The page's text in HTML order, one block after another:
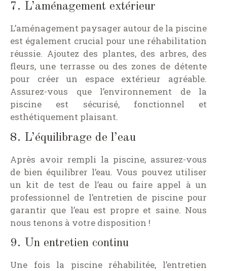
7. L’aménagement extérieur
L’aménagement paysager autour de la piscine
est également crucial pour une réhabilitation
réussie. Ajoutez des plantes, des arbres, des
fleurs, une terrasse ou des zones de détente
pour créer un espace extérieur agréable.
Assurez-vous que l’environnement de la
piscine est sécurisé, fonctionnel et
esthétiquement plaisant.
8. L’équilibrage de l’eau
Après avoir rempli la piscine, assurez-vous
de bien équilibrer l’eau. Vous pouvez utiliser
un kit de test de l’eau ou faire appel à un
professionnel de l’entretien de piscine pour
garantir que l’eau est propre et saine. Nous
nous tenons à votre disposition !
9. Un entretien continu
Une fois la piscine réhabilitée, l’entretien